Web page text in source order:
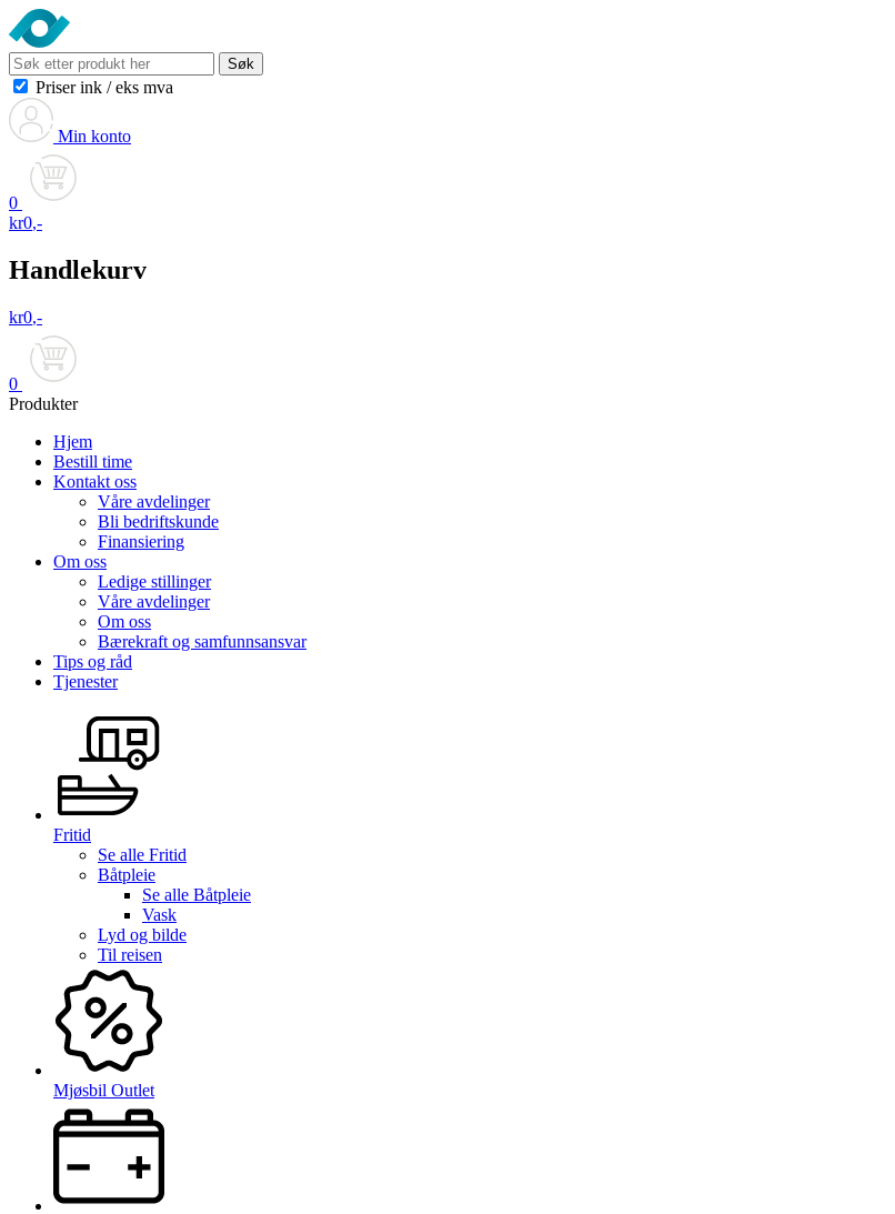
Søk
Priser ink / eks mva
Min konto
0
kr0,-
Handlekurv
kr0,-
0
Produkter
Hjem
Bestill time
Kontakt oss
Våre avdelinger
Bli bedriftskunde
Finansiering
Om oss
Ledige stillinger
Våre avdelinger
Om oss
Bærekraft og samfunnsansvar
Tips og råd
Tjenester
Fritid
Se alle Fritid
Båtpleie
Se alle Båtpleie
Vask
Lyd og bilde
Til reisen
Mjøsbil Outlet